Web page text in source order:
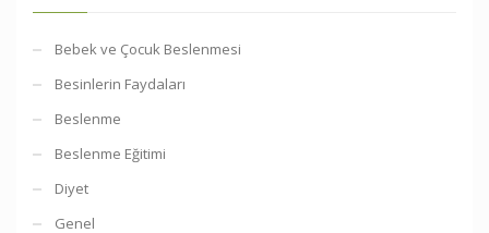
Bebek ve Çocuk Beslenmesi
Besinlerin Faydaları
Beslenme
Beslenme Eğitimi
Diyet
Genel